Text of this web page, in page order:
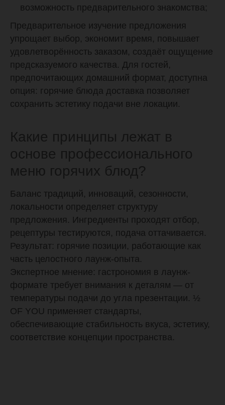
возможность предварительного знакомства;
Предварительное изучение предложения
упрощает выбор, экономит время, повышает
удовлетворённость заказом, создаёт ощущение
предсказуемого качества. Для гостей,
предпочитающих домашний формат, доступна
опция: горячие блюда доставка позволяет
сохранить эстетику подачи вне локации.
Какие принципы лежат в
основе профессионального
меню горячих блюд?
Баланс традиций, инноваций, сезонности,
локальности определяет структуру
предложения. Ингредиенты проходят отбор,
рецептуры тестируются, подача оттачивается.
Результат: горячие позиции, работающие как
часть целостного лаунж-опыта.
Экспертное мнение: гастрономия в лаунж-
формате требует внимания к деталям — от
температуры подачи до угла презентации. ½
OF YOU применяет стандарты,
обеспечивающие стабильность вкуса, эстетику,
соответствие концепции пространства.
КАЙФУЙТЕ
ВМЕСТЕ С НАМИ!
ТВОИ ЛЮБИМЫЕ:
ЕДА, КАЛЬЯН, БАР.
ЗАБРОНИРОВАТЬ
МЕНЮ
ЗАБРОНИРОВАТЬ
КАК НАС НАЙТИ?
ОСТАВИТЬ ОТЗЫВ